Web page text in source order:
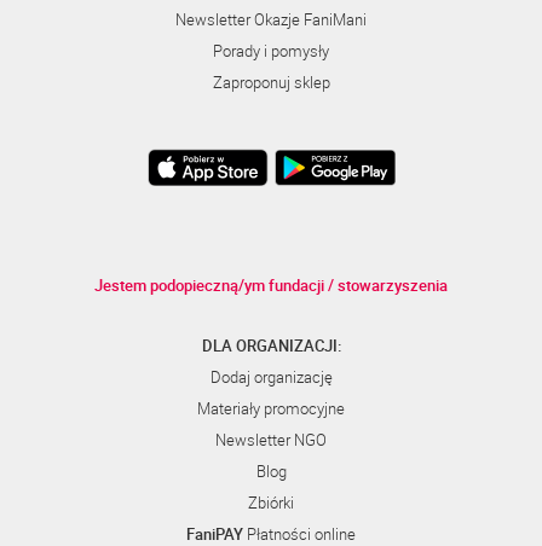
Newsletter Okazje FaniMani
Porady i pomysły
Zaproponuj sklep
Jestem podopieczną/ym fundacji / stowarzyszenia
DLA ORGANIZACJI:
Dodaj organizację
Materiały promocyjne
Newsletter NGO
Blog
Zbiórki
FaniPAY Płatności online